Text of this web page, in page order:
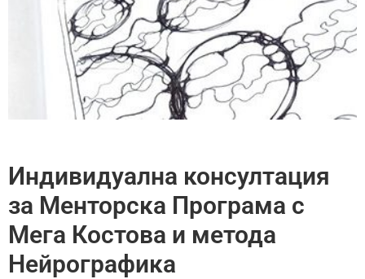
Индивидуална консултация
за Менторска Програма с
Мега Костова и метода
Нейрографика